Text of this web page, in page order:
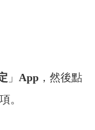
」 App ，然後點
。